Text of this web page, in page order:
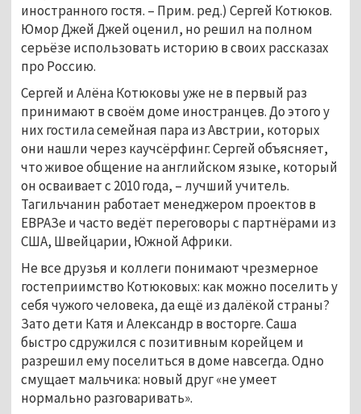
иностранного гостя. – Прим. ред.) Сергей Котюков.
Юмор Джей Джей оценил, но решил на полном
серьёзе использовать историю в своих рассказах
про Россию.
Сергей и Алёна Котюковы уже не в первый раз
принимают в своём доме иностранцев. До этого у
них гостила семейная пара из Австрии, которых
они нашли через каучсёрфинг. Сергей объясняет,
что живое общение на английском языке, который
он осваивает с 2010 года, – лучший учитель.
Тагильчанин работает менеджером проектов в
ЕВРАЗе и часто ведёт переговоры с партнёрами из
США, Швейцарии, Южной Африки.
Не все друзья и коллеги понимают чрезмерное
гостеприимство Котюковых: как можно поселить у
себя чужого человека, да ещё из далёкой страны?
Зато дети Катя и Александр в восторге. Саша
быстро сдружился с позитивным корейцем и
разрешил ему поселиться в доме навсегда. Одно
смущает мальчика: новый друг «не умеет
нормально разговаривать».